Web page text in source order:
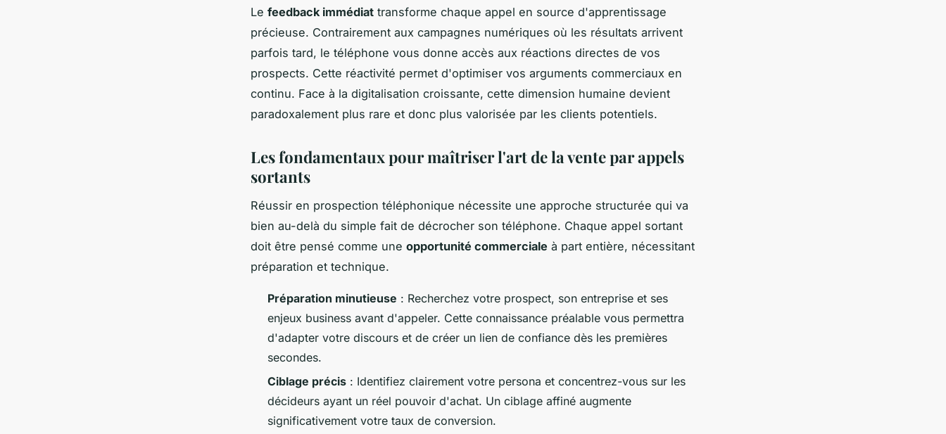
Le feedback immédiat transforme chaque appel en source d'apprentissage
précieuse. Contrairement aux campagnes numériques où les résultats arrivent
parfois tard, le téléphone vous donne accès aux réactions directes de vos
prospects. Cette réactivité permet d'optimiser vos arguments commerciaux en
continu. Face à la digitalisation croissante, cette dimension humaine devient
paradoxalement plus rare et donc plus valorisée par les clients potentiels.
Les fondamentaux pour maîtriser l'art de la vente par appels
sortants
Réussir en prospection téléphonique nécessite une approche structurée qui va
bien au-delà du simple fait de décrocher son téléphone. Chaque appel sortant
doit être pensé comme une opportunité commerciale à part entière, nécessitant
préparation et technique.
Préparation minutieuse : Recherchez votre prospect, son entreprise et ses
enjeux business avant d'appeler. Cette connaissance préalable vous permettra
d'adapter votre discours et de créer un lien de confiance dès les premières
secondes.
Ciblage précis : Identifiez clairement votre persona et concentrez-vous sur les
décideurs ayant un réel pouvoir d'achat. Un ciblage affiné augmente
significativement votre taux de conversion.